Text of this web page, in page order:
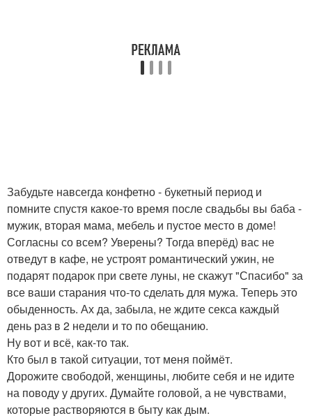
Забудьте навсегда конфетно - букетный период и
помните спустя какое-то время после свадьбы вы баба -
мужик, вторая мама, мебель и пустое место в доме!
Согласны со всем? Уверены? Тогда вперёд) вас не
отведут в кафе, не устроят романтический ужин, не
подарят подарок при свете луны, не скажут "Спасибо" за
все ваши старания что-то сделать для мужа. Теперь это
обыденность. Ах да, забыла, не ждите секса каждый
день раз в 2 недели и то по обещанию.
Ну вот и всё, как-то так.
Кто был в такой ситуации, тот меня поймёт.
Дорожите свободой, женщины, любите себя и не идите
на поводу у других. Думайте головой, а не чувствами,
которые растворяются в быту как дым.